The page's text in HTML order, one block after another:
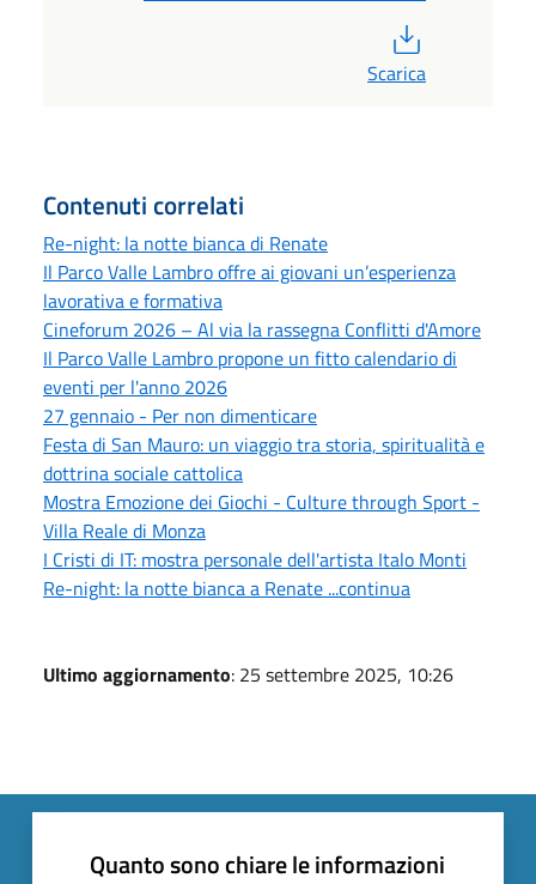
Scarica
Contenuti correlati
Re-night: la notte bianca di Renate
Il Parco Valle Lambro offre ai giovani un’esperienza
lavorativa e formativa
Cineforum 2026 – Al via la rassegna Conflitti d'Amore
Il Parco Valle Lambro propone un fitto calendario di
eventi per l'anno 2026
27 gennaio - Per non dimenticare
Festa di San Mauro: un viaggio tra storia, spiritualità e
dottrina sociale cattolica
Mostra Emozione dei Giochi - Culture through Sport -
Villa Reale di Monza
I Cristi di IT: mostra personale dell'artista Italo Monti
Re-night: la notte bianca a Renate ...continua
Ultimo aggiornamento: 25 settembre 2025, 10:26
Quanto sono chiare le informazioni